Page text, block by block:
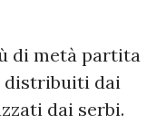
di metà partita
distribuiti dai
dai serbi.